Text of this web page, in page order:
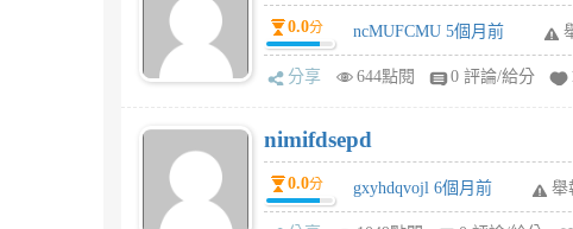
0.0分 ncMUFCMU 5個月前
分享 644點閱 0 評論/給分
nimifdsepd
0.0分 gxyhdqvojl 6個月前 舉